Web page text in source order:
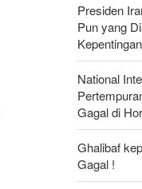
Presiden
Pun yang
National
Gagal di
Ghalibaf
Gagal !